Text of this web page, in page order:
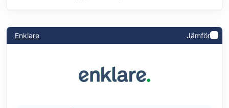
Enklare Jämför